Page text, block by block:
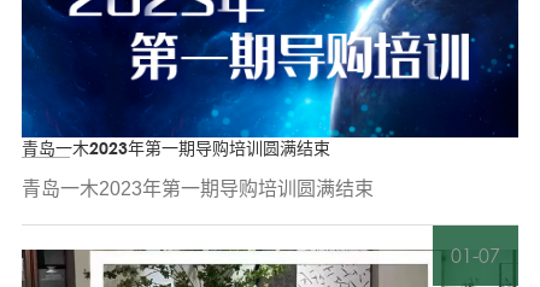
青岛一木2023年第一期导购培训圆满结束
青岛一木2023年第一期导购培训圆满结束
01-07